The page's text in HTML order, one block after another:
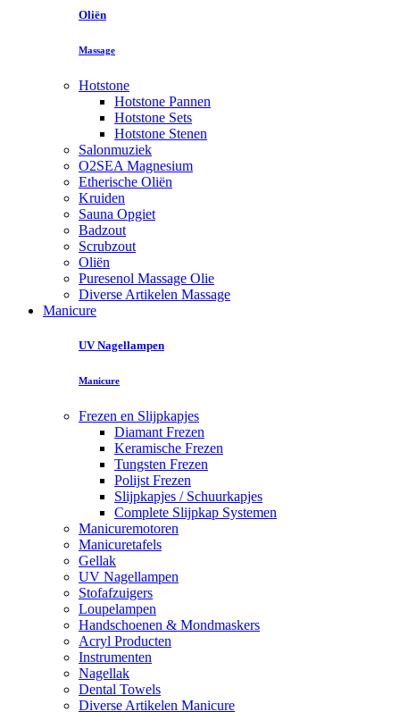
Oliën
Massage
Hotstone
Hotstone Pannen
Hotstone Sets
Hotstone Stenen
Salonmuziek
O2SEA Magnesium
Etherische Oliën
Kruiden
Sauna Opgiet
Badzout
Scrubzout
Oliën
Puresenol Massage Olie
Diverse Artikelen Massage
Manicure
UV Nagellampen
Manicure
Frezen en Slijpkapjes
Diamant Frezen
Keramische Frezen
Tungsten Frezen
Polijst Frezen
Slijpkapjes / Schuurkapjes
Complete Slijpkap Systemen
Manicuremotoren
Manicuretafels
Gellak
UV Nagellampen
Stofafzuigers
Loupelampen
Handschoenen & Mondmaskers
Acryl Producten
Instrumenten
Nagellak
Dental Towels
Diverse Artikelen Manicure